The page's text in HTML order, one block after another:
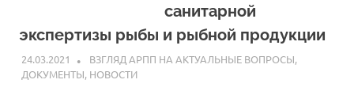
санитарной
экспертизы рыбы и рыбной продукции
24.03.2021 ARPP
ВЗГЛЯД АРПП НА АКТУАЛЬНЫЕ ВОПРОСЫ,
ДОКУМЕНТЫ, НОВОСТИ